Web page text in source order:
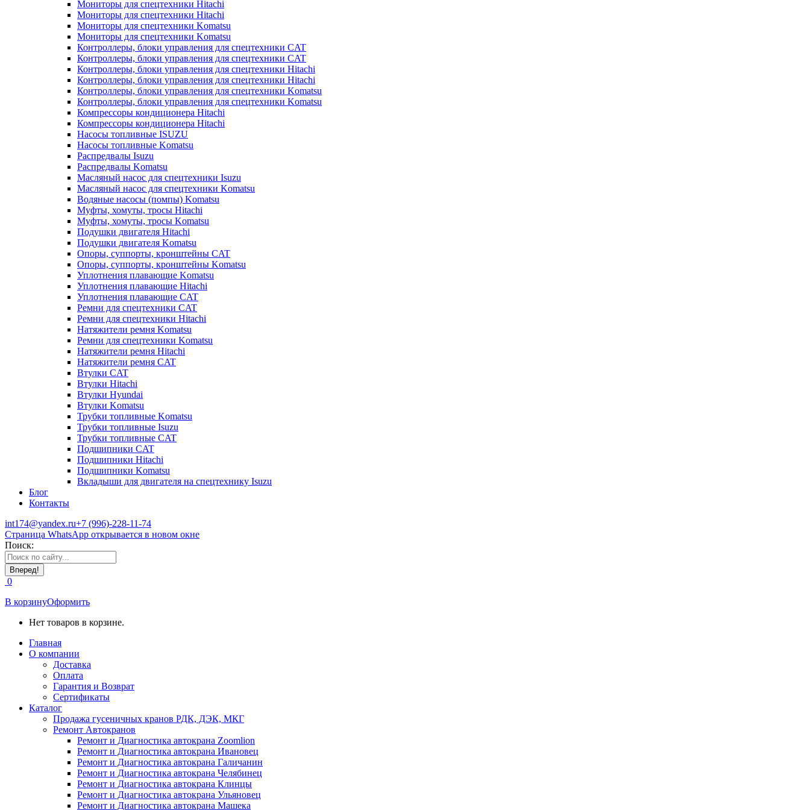
Мониторы для спецтехники Hitachi
Мониторы для спецтехники Hitachi
Мониторы для спецтехники Komatsu
Мониторы для спецтехники Komatsu
Контроллеры, блоки управления для спецтехники CAT
Контроллеры, блоки управления для спецтехники CAT
Контроллеры, блоки управления для спецтехники Hitachi
Контроллеры, блоки управления для спецтехники Hitachi
Контроллеры, блоки управления для спецтехники Komatsu
Контроллеры, блоки управления для спецтехники Komatsu
Компрессоры кондиционера Hitachi
Компрессоры кондиционера Hitachi
Насосы топливные ISUZU
Насосы топливные Komatsu
Распредвалы Isuzu
Распредвалы Komatsu
Масляный насос для спецтехники Isuzu
Масляный насос для спецтехники Komatsu
Водяные насосы (помпы) Komatsu
Муфты, хомуты, тросы Hitachi
Муфты, хомуты, тросы Komatsu
Подушки двигателя Hitachi
Подушки двигателя Komatsu
Опоры, суппорты, кронштейны CAT
Опоры, суппорты, кронштейны Komatsu
Уплотнения плавающие Komatsu
Уплотнения плавающие Hitachi
Уплотнения плавающие CAT
Ремни для спецтехники CAT
Ремни для спецтехники Hitachi
Натяжители ремня Komatsu
Ремни для спецтехники Komatsu
Натяжители ремня Hitachi
Натяжители ремня CAT
Втулки CAT
Втулки Hitachi
Втулки Hyundai
Втулки Komatsu
Трубки топливные Komatsu
Трубки топливные Isuzu
Трубки топливные CAT
Подшипники CAT
Подшипники Hitachi
Подшипники Komatsu
Вкладыши для двигателя на спецтехнику Isuzu
Блог
Контакты
int174@yandex.ru+7 (996)-228-11-74
Страница WhatsApp открывается в новом окне
Поиск:
0
В корзинуОформить
Нет товаров в корзине.
Главная
О компании
Доставка
Оплата
Гарантия и Возврат
Сертификаты
Каталог
Продажа гусеничных кранов РДК, ДЭК, МКГ
Ремонт Автокранов
Ремонт и Диагностика автокрана Zoomlion
Ремонт и Диагностика автокрана Ивановец
Ремонт и Диагностика автокрана Галичанин
Ремонт и Диагностика автокрана Челябинец
Ремонт и Диагностика автокрана Клинцы
Ремонт и Диагностика автокрана Ульяновец
Ремонт и Диагностика автокрана Машека